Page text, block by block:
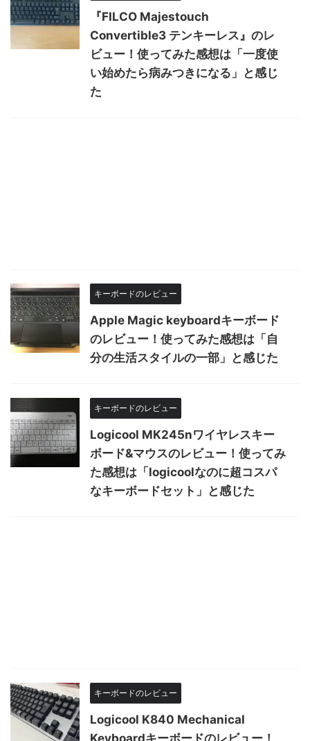
『FILCO Majestouch
Convertible3 テンキーレス』のレ
ビュー！使ってみた感想は「一度使
い始めたら病みつきになる」と感じ
た
キーボードのレビュー
Apple Magic keyboardキーボード
のレビュー！使ってみた感想は「自
分の生活スタイルの一部」と感じた
キーボードのレビュー
Logicool MK245nワイヤレスキー
ボード&マウスのレビュー！使ってみ
た感想は「logicoolなのに超コスパ
なキーボードセット」と感じた
キーボードのレビュー
Logicool K840 Mechanical